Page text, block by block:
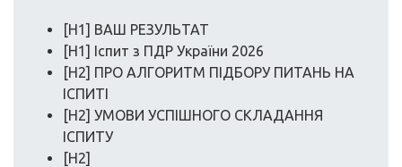
[H1] ВАШ РЕЗУЛЬТАТ
[H1] Іспит з ПДР України 2026
[H2] ПРО АЛГОРИТМ ПІДБОРУ ПИТАНЬ НА
ІСПИТІ
[H2] УМОВИ УСПІШНОГО СКЛАДАННЯ
ІСПИТУ
[H2]